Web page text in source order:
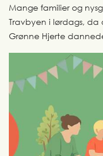
Mange familier og
Travbyen i lørdags, da
Grønne Hjerte